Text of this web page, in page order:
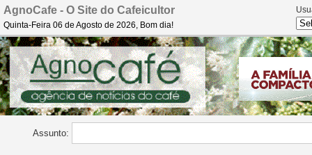
AgnoCafe - O Site do Cafeicultor
Quinta-Feira 06 de Agosto de 2026, Bom dia!
Assunto: